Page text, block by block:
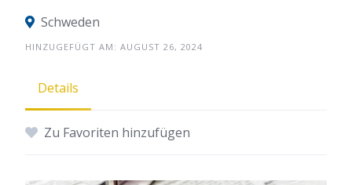
Schweden
HINZUGEFÜGT AM: AUGUST 26, 2024
Details
Zu Favoriten hinzufügen